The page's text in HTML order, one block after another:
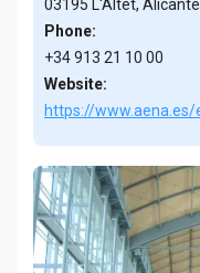
03195 L'Altet,
Phone:
+34 913 21 10 00
Website:
https://